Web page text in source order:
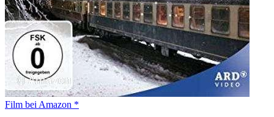
Film bei Amazon *